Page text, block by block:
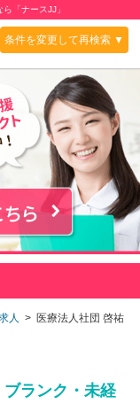
「ナースJJ」
条件を変更して再検索 ▼
人 > 医療法人社団 啓祐
ランク・未経